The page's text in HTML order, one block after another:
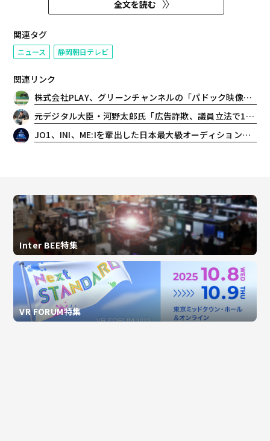
2025投票マッチング」は、12月7
全文を読む
関連タグ
ニュース 静岡朝日テレビ
関連リンク
株式会社PLAY、グリーンチャンネルの「パドック映像マルチ配信システム」開発を支援。パドック映像の馬別リアルタイム視聴を実現
元デジタル大臣・河野太郎氏「広告詐欺、議員立法で1ヶ月施行を」T4IS2026でSmartNews鈴木健 氏と対談
JO1、INI、ME:Iを輩出した日本最大級オーディション番組第4弾「PRODUCE 101 JAPAN 新世界」始動！Leminoで独占無料配信決定
Inter BEE特集
VR FORUM特集